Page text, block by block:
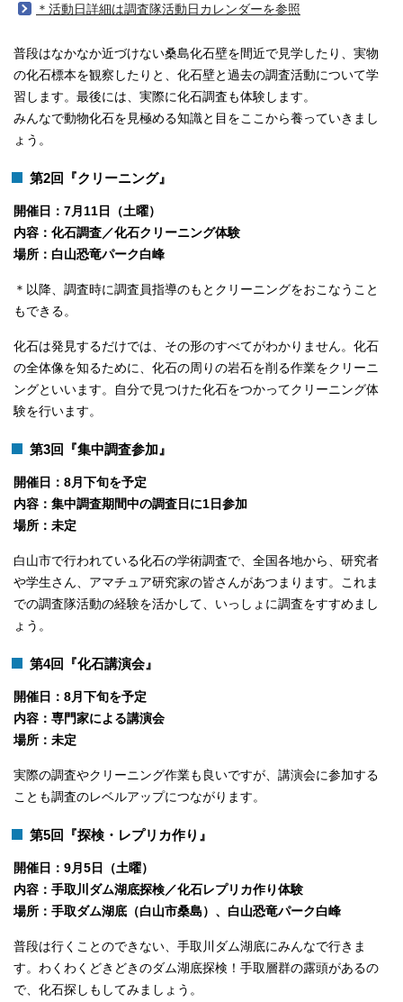
＊活動日詳細は調査隊活動日カレンダーを参照
普段はなかなか近づけない桑島化石壁を間近で見学したり、実物
の化石標本を観察したりと、化石壁と過去の調査活動について学
習します。最後には、実際に化石調査も体験します。
みんなで動物化石を見極める知識と目をここから養っていきまし
ょう。
第2回『クリーニング』
開催日：7月11日（土曜）
内容：化石調査／化石クリーニング体験
場所：白山恐竜パーク白峰
＊以降、調査時に調査員指導のもとクリーニングをおこなうこと
もできる。
化石は発見するだけでは、その形のすべてがわかりません。化石
の全体像を知るために、化石の周りの岩石を削る作業をクリーニ
ングといいます。自分で見つけた化石をつかってクリーニング体
験を行います。
第3回『集中調査参加』
開催日：8月下旬を予定
内容：集中調査期間中の調査日に1日参加
場所：未定
白山市で行われている化石の学術調査で、全国各地から、研究者
や学生さん、アマチュア研究家の皆さんがあつまります。これま
での調査隊活動の経験を活かして、いっしょに調査をすすめまし
ょう。
第4回『化石講演会』
開催日：8月下旬を予定
内容：専門家による講演会
場所：未定
実際の調査やクリーニング作業も良いですが、講演会に参加する
ことも調査のレベルアップにつながります。
第5回『探検・レプリカ作り』
開催日：9月5日（土曜）
内容：手取川ダム湖底探検／化石レプリカ作り体験
場所：手取ダム湖底（白山市桑島）、白山恐竜パーク白峰
普段は行くことのできない、手取川ダム湖底にみんなで行きま
す。わくわくどきどきのダム湖底探検！手取層群の露頭があるの
で、化石探しもしてみましょう。